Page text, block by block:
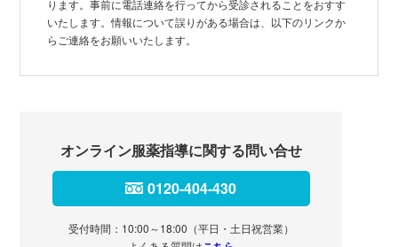
ります。事前に電話連絡を行ってから受診されることをおすす
いたします。情報について誤りがある場合は、以下のリンクか
らご連絡をお願いいたします。
オンライン服薬指導に関する問い合せ
0120-404-430
受付時間：10:00～18:00（平日・土日祝営業）